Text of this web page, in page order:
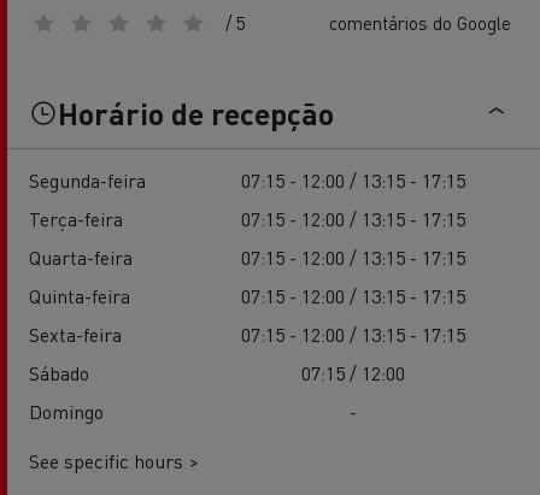
/ 5 comentários do Google
Horário de recepção
Segunda-feira
07:15 - 12:00 / 13:15 - 17:15
Terça-feira
07:15 - 12:00 / 13:15 - 17:15
Quarta-feira
07:15 - 12:00 / 13:15 - 17:15
Quinta-feira
07:15 - 12:00 / 13:15 - 17:15
Sexta-feira
07:15 - 12:00 / 13:15 - 17:15
Sábado
07:15 / 12:00
Domingo
-
See specific hours >